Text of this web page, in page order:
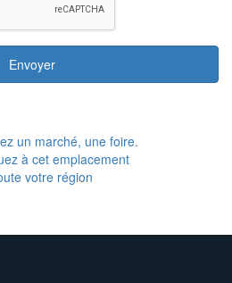
Envoyer
un marché, une foire.
à cet emplacement
votre région